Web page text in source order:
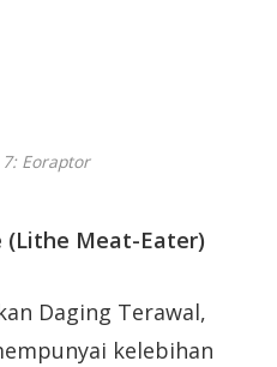
7: Eoraptor
(Lithe Meat-Eater)
Daging Terawal,
kelebihan